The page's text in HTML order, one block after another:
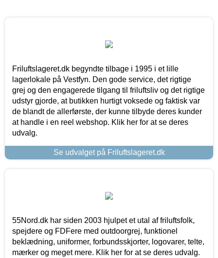
Friluftslageret.dk begyndte tilbage i 1995 i et lille
lagerlokale på Vestfyn. Den gode service, det rigtige
grej og den engagerede tilgang til friluftsliv og det rigtige
udstyr gjorde, at butikken hurtigt voksede og faktisk var
de blandt de allerførste, der kunne tilbyde deres kunder
at handle i en reel webshop. Klik her for at se deres
udvalg.
Se udvalget på Friluftslageret.dk
55Nord.dk har siden 2003 hjulpet et utal af friluftsfolk,
spejdere og FDFere med outdoorgrej, funktionel
beklædning, uniformer, forbundsskjorter, logovarer, telte,
mærker og meget mere. Klik her for at se deres udvalg.